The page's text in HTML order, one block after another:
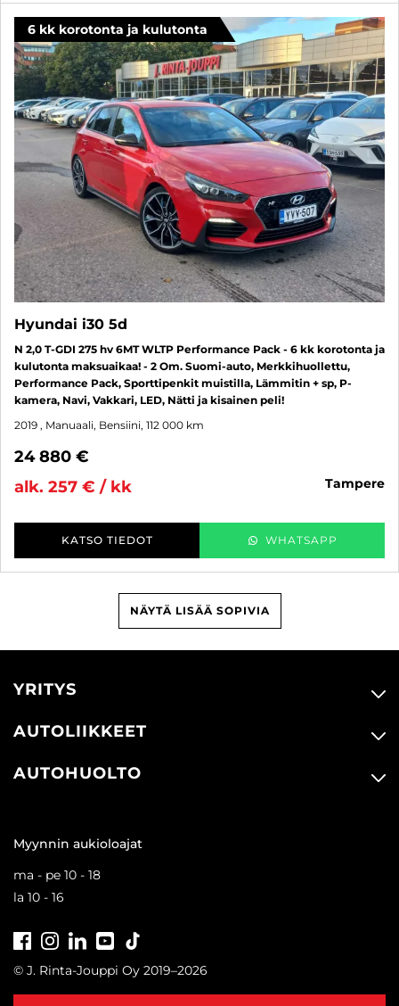
6 kk korotonta ja kulutonta
Hyundai i30 5d
N 2,0 T-GDI 275 hv 6MT WLTP Performance Pack - 6 kk korotonta ja
kulutonta maksuaikaa! - 2 Om. Suomi-auto, Merkkihuollettu,
Performance Pack, Sporttipenkit muistilla, Lämmitin + sp, P-
kamera, Navi, Vakkari, LED, Nätti ja kisainen peli!
2019 , Manuaali, Bensiini, 112 000 km
24 880 €
alk. 257 € / kk
tampere
KATSO TIEDOT WHATSAPP
NÄYTÄ LISÄÄ SOPIVIA
YRITYS
AUTOLIIKKEET
AUTOHUOLTO
Myynnin aukioloajat
ma - pe 10 - 18
la 10 - 16
FacebookInstagramLinkedInYoutube
© J. Rinta-Jouppi Oy 2019–2026